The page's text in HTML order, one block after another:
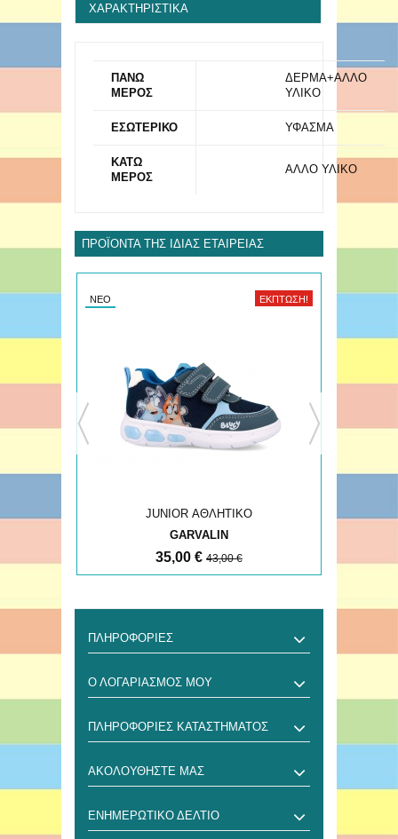
ΧΑΡΑΚΤΗΡΙΣΤΙΚΆ
ΠΑΝΩ
ΜΕΡΟΣ
ΔΕΡΜΑ+ΑΛΛΟ
ΥΛΙΚΟ
ΕΣΩΤΕΡΙΚΟ ΥΦΑΣΜΑ
ΚΑΤΩ
ΜΕΡΟΣ
ΑΛΛΟ ΥΛΙΚΟ
ΠΡΟΪΌΝΤΑ ΤΗΣ ΊΔΙΑΣ ΕΤΑΙΡΕΊΑΣ
ΈΚΠΤΩΣΗ!
ΝΈΟ
JUNIOR ΑΘΛΗΤΙΚΟ
GARVALIN
35,00 € 43,00 €
ΠΛΗΡΟΦΟΡΊΕΣ
Ο ΛΟΓΑΡΙΑΣΜΌΣ ΜΟΥ
ΠΛΗΡΟΦΟΡΊΕΣ ΚΑΤΑΣΤΉΜΑΤΟΣ
ΑΚΟΛΟΥΘΉΣΤΕ ΜΑΣ
ΕΝΗΜΕΡΩΤΙΚΌ ΔΕΛΤΊΟ